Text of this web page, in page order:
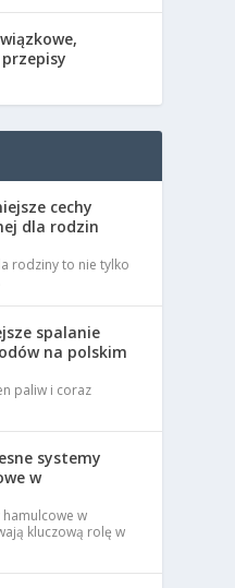
cechy
dla rodzin
rodziny to nie tylko
spalanie
na polskim
paliw i coraz
systemy
w
w
kluczową rolę w